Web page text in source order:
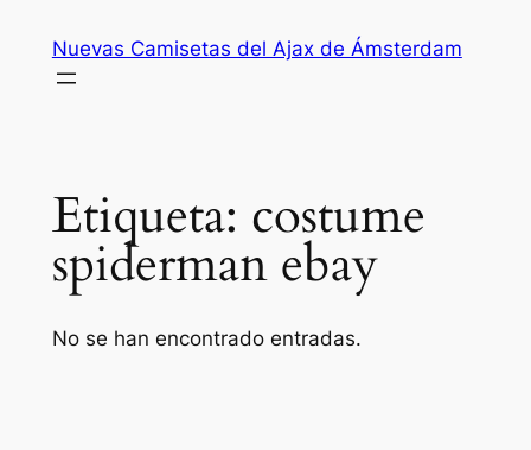
contenido
Nuevas Camisetas del Ajax de Ámsterdam
Etiqueta: costume
spiderman ebay
No se han encontrado entradas.